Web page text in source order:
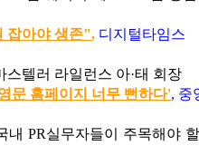
잡아야 생존", 디지털타임스
스텔러 라일런스 아·태 회장
문 홈페이지 너무 뻔하다', 중
내 PR실무자들이 주목해야